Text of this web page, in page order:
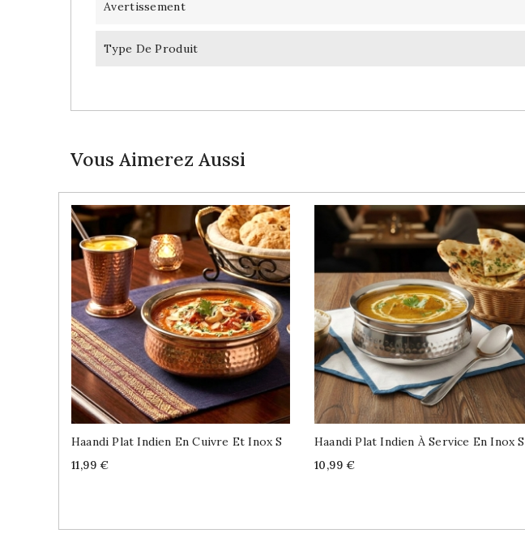
Avertissement
Type De Produit
Vous Aimerez Aussi
Haandi Plat Indien En Cuivre Et Inox S
Price
11,99 €
Haandi Plat Indien À Service En Inox S
Price
10,99 €